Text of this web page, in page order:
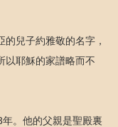
兒子約雅敬的名字，
以耶穌的家譜略而不
。他的父親是聖殿裏